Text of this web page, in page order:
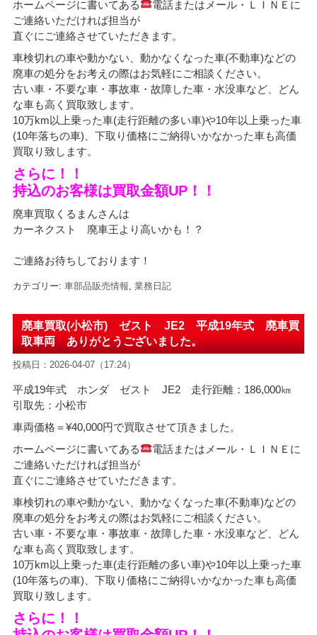
ホームページに書いてある
電話またはメール・ＬＩＮＥに
ご連絡いただければ担当が
直ぐにご連絡させていただきます。
車検切れの車や動かない、動かなくなった車(不動車)などの
廃車の処分をお考えの際はお気軽にご相談ください。
古い車・不要な車・事故車・故障した車・水没車など、どん
な車も高く買取致します。
10万km以上乗った車(走行距離の多い車)や10年以上乗った車
(10年落ちの車)、下取り価格にご納得いかなかった車も高価
買取り致します。
さらに！！
持込のお客様は買取金額UP！！
廃車買取くるまんさんは
カーネクスト 廃車王より高いかも！？
ご連絡お待ちしております！
カテゴリー: 車部品販売情報, 業務日記
廃車買取(小松市) ゼスト JE2 平成19年式 廃車買
取車両 ありがとうございました。
投稿日：2026-04-07（17:24）
平成19年式 ホンダ ゼスト JE2 走行距離：186,000㎞
引取先：小松市
車両価格 ＝¥40,000円で買取させて頂きました。
ホームページに書いてある
電話またはメール・ＬＩＮＥに
ご連絡いただければ担当が
直ぐにご連絡させていただきます。
車検切れの車や動かない、動かなくなった車(不動車)などの
廃車の処分をお考えの際はお気軽にご相談ください。
古い車・不要な車・事故車・故障した車・水没車など、どん
な車も高く買取致します。
10万km以上乗った車(走行距離の多い車)や10年以上乗った車
(10年落ちの車)、下取り価格にご納得いかなかった車も高価
買取り致します。
さらに！！